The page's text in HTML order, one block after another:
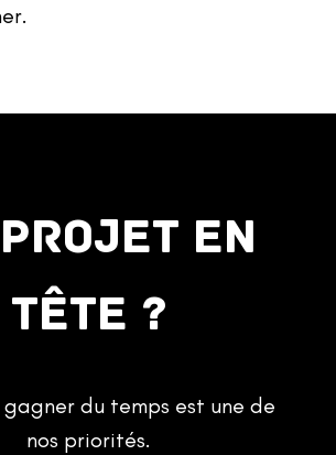
EN
TÊTE ?
du temps est une de
nos priorités.